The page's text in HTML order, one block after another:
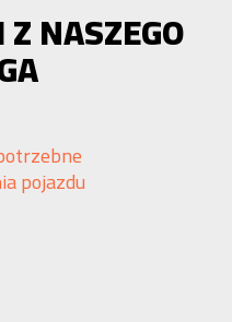
NASZEGO
pojazdu